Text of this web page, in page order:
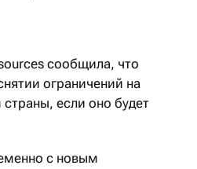
сообщила, что
ограничений на
если оно будет
с новым